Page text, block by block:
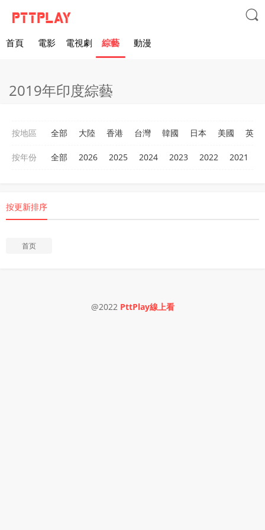

首頁 電影 電視劇 綜藝 動漫
2019年印度綜藝
按地區 全部 大陸 香港 台灣 韓國 日本 美國 英國
按年份 全部 2026 2025 2024 2023 2022 2021
按更新排序
首页
@2022 PttPlay線上看